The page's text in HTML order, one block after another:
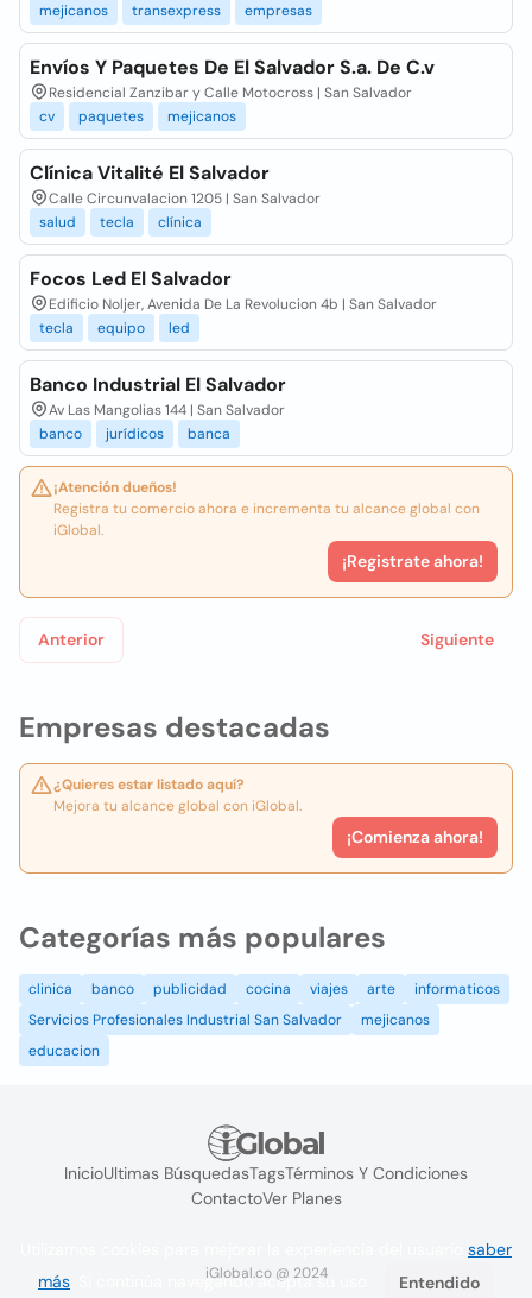
Empresas destacadas
¿Quieres estar listado aquí?
Mejora tu alcance global con iGlobal.
¡Comienza ahora!
mejicanos
transexpress empresas
Envíos Y Paquetes De El Salvador S.a. De C.v
Residencial Zanzibar y Calle Motocross | San Salvador
cv
paquetes mejicanos
Clínica Vitalité El Salvador
Calle Circunvalacion 1205 | San Salvador
salud
tecla clínica
Focos Led El Salvador
Edificio Noljer, Avenida De La Revolucion 4b | San Salvador
tecla
equipo led
Banco Industrial El Salvador
Av Las Mangolias 144 | San Salvador
banco
jurídicos banca
¡Atención dueños!
Registra tu comercio ahora e incrementa tu alcance global con
iGlobal.
¡Registrate ahora!
Anterior Siguiente
Categorías más populares
clinica banco publicidad cocina viajes arte
informaticos
Servicios Profesionales Industrial San Salvador
mejicanos
educacion
InicioUltimas BúsquedasTagsTérminos Y Condiciones
ContactoVer Planes
iGlobal.co @ 2024
saber
más . Si continúa navegando acepta su uso. Entendido